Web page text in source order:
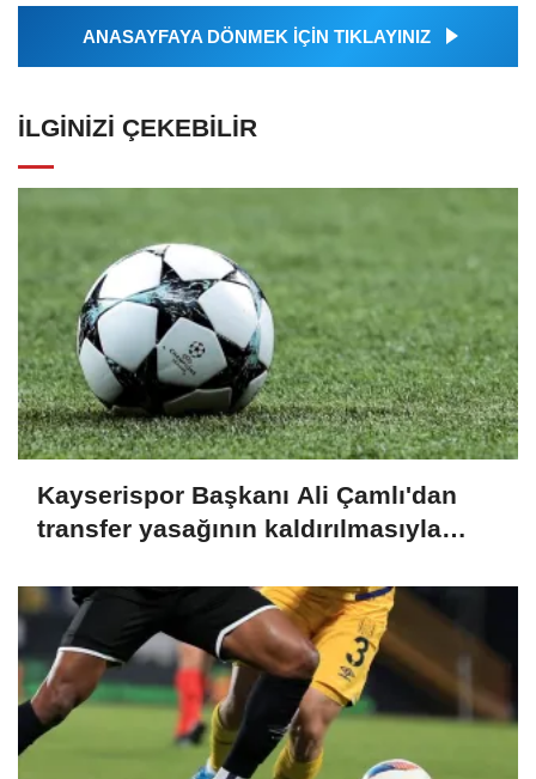
ANASAYFAYA DÖNMEK İÇİN TIKLAYINIZ
İLGINIZI ÇEKEBILIR
Kayserispor Başkanı Ali Çamlı'dan
transfer yasağının kaldırılmasıyla